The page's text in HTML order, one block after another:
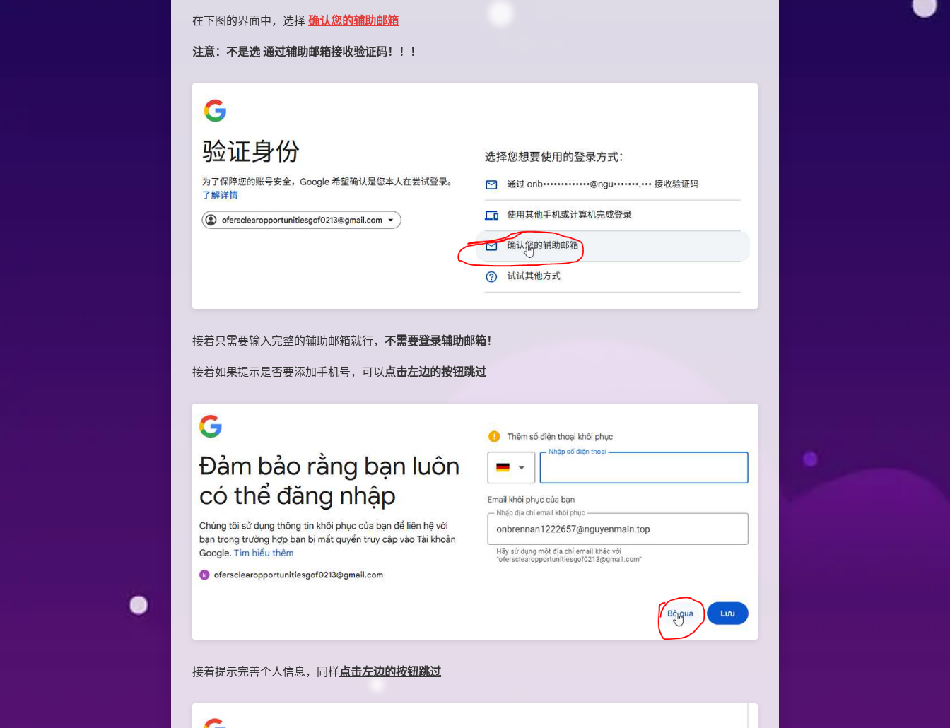
在下图的界面中，选择确认您的辅助邮箱
注意：不是选 通过辅助邮箱接收验证码！！！
接着只需要输入完整的辅助邮箱就行， 不需要登录辅助邮箱！
接着如果提示是否要添加手机号，可以点击左边的按钮跳过
接着提示完善个人信息，同样点击左边的按钮跳过